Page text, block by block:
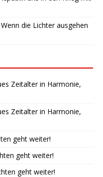
die Lichter ausgehen
Zeitalter in Harmonie,
Zeitalter in Harmonie,
geht weiter!
geht weiter!
geht weiter!